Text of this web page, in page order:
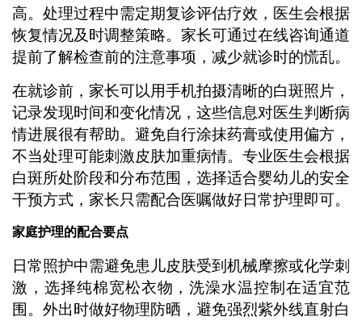
高。处理过程中需定期复诊评估疗效，医生会根据
恢复情况及时调整策略。家长可通过在线咨询通道
提前了解检查前的注意事项，减少就诊时的慌乱。
在就诊前，家长可以用手机拍摄清晰的白斑照片，
记录发现时间和变化情况，这些信息对医生判断病
情进展很有帮助。避免自行涂抹药膏或使用偏方，
不当处理可能刺激皮肤加重病情。专业医生会根据
白斑所处阶段和分布范围，选择适合婴幼儿的安全
干预方式，家长只需配合医嘱做好日常护理即可。
家庭护理的配合要点
日常照护中需避免患儿皮肤受到机械摩擦或化学刺
激，选择纯棉宽松衣物，洗澡水温控制在适宜范
围。外出时做好物理防晒，避免强烈紫外线直射白